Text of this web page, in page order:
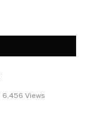
6,456 Views